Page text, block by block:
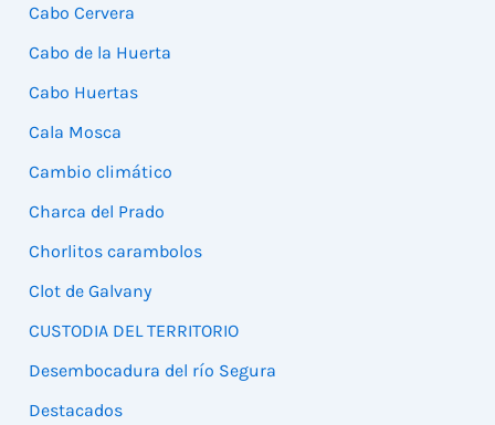
Cabo Cervera
Cabo de la Huerta
Cabo Huertas
Cala Mosca
Cambio climático
Charca del Prado
Chorlitos carambolos
Clot de Galvany
CUSTODIA DEL TERRITORIO
Desembocadura del río Segura
Destacados